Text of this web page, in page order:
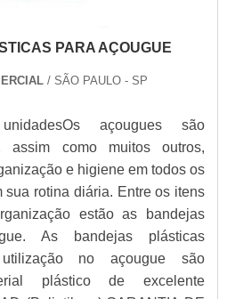
PARA AÇOUGUE
/ SÃO PAULO - SP
açougues são
assim como muitos outros,
e higiene em todos os
sua rotina diária. Entre os itens
estão as bandejas
As bandejas plásticas
no açougue são
plástico de excelente